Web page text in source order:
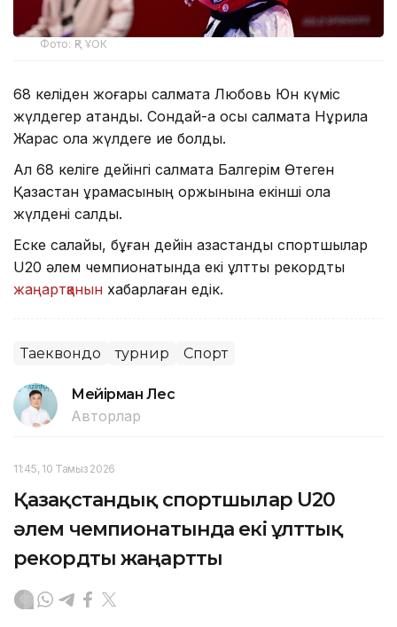
Фото: ҚР ҰОК
68 келіден жоғары салмақта Любовь Юн күміс
жүлдегер атанды. Сондай-ақ осы салмақта Нұрила
Жарас қола жүлдеге ие болды.
Ал 68 келіге дейінгі салмақта Балгерім Өтеген
Қазақстан құрамасының қоржынына екінші қола
жүлдені салды.
Еске салайық, бұған дейін қазақстандық спортшылар
U20 әлем чемпионатында екі ұлттық рекордты
жаңартқанын хабарлаған едік.
Таеквондо турнир Спорт
Мейірман Лес
Авторлар
11:45, 10 Тамыз 2026
Қазақстандық спортшылар U20
әлем чемпионатында екі ұлттық
рекордты жаңартты